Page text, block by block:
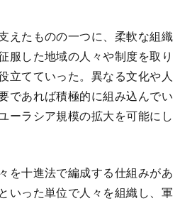
えたものの一つに、柔軟な組織
服した地域の人々や制度を取り
立てていった。異なる文化や人
であれば積極的に組み込んでい
ーラシア規模の拡大を可能にし
を十進法で編成する仕組みがあ
いった単位で人々を組織し、軍